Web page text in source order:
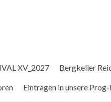
XV_2027 Bergkeller
Eintragen in unsere